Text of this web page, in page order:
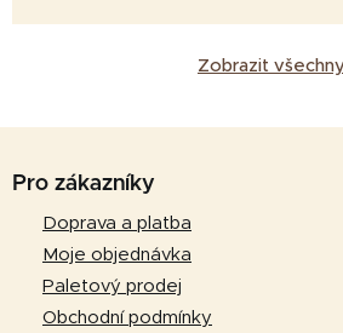
Zobrazit
Pro zákazníky
Doprava a platba
Moje objednávka
Paletový prodej
Obchodní podmínky